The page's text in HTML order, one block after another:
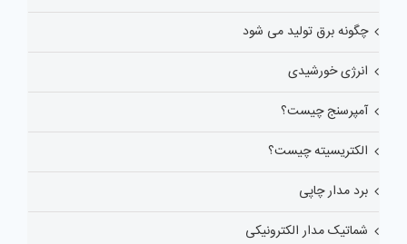
چگونه برق تولید می شود
انرژی خورشیدی
آمپرسنج چیست؟
الکتریسیته چیست؟
برد مدار چاپی
شماتیک مدار الکترونیکی